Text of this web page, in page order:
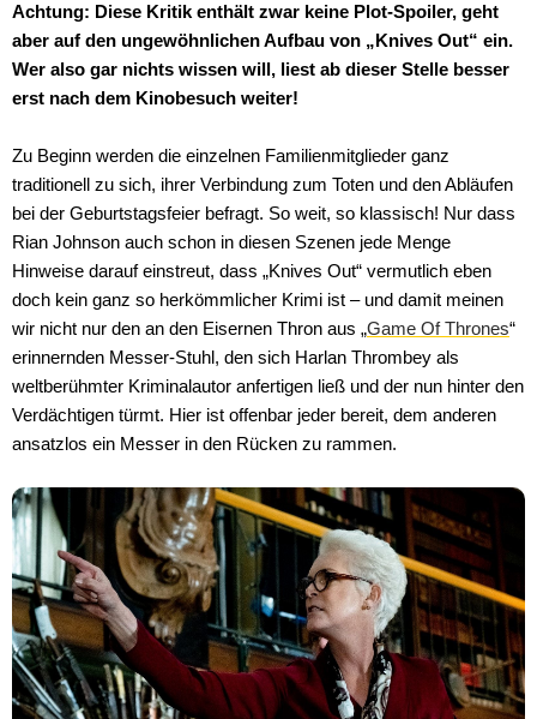
Achtung: Diese Kritik enthält zwar keine Plot-Spoiler, geht
aber auf den ungewöhnlichen Aufbau von „Knives Out“ ein.
Wer also gar nichts wissen will, liest ab dieser Stelle besser
erst nach dem Kinobesuch weiter!
Zu Beginn werden die einzelnen Familienmitglieder ganz
traditionell zu sich, ihrer Verbindung zum Toten und den Abläufen
bei der Geburtstagsfeier befragt. So weit, so klassisch! Nur dass
Rian Johnson auch schon in diesen Szenen jede Menge
Hinweise darauf einstreut, dass „Knives Out“ vermutlich eben
doch kein ganz so herkömmlicher Krimi ist – und damit meinen
wir nicht nur den an den Eisernen Thron aus „Game Of Thrones“
erinnernden Messer-Stuhl, den sich Harlan Thrombey als
weltberühmter Kriminalautor anfertigen ließ und der nun hinter den
Verdächtigen türmt. Hier ist offenbar jeder bereit, dem anderen
ansatzlos ein Messer in den Rücken zu rammen.